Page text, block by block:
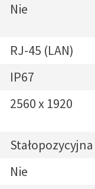
Nie
RJ-45 (LAN)
IP67
2560 x 1920
Stałopozycyjna
Nie